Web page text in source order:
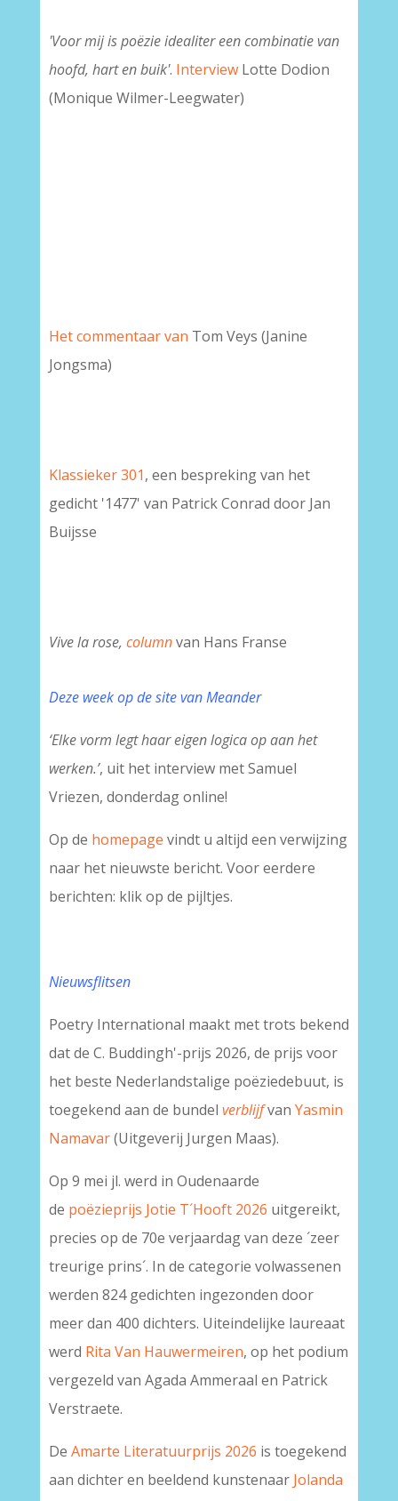
'Voor mij is poëzie idealiter een combinatie van
hoofd, hart en buik'. InterviewLotte Dodion
(Monique Wilmer-Leegwater)
Het commentaar van Tom Veys (Janine
Jongsma)
Klassieker 301, een bespreking van het
gedicht '1477' van Patrick Conrad door Jan
Buijsse
Vive la rose, columnvan Hans Franse
Deze week op de site van Meander
‘Elke vorm legt haar eigen logica op aan het
werken.’, uit het interview met Samuel
Vriezen, donderdag online!
Op de homepage vindt u altijd een verwijzing
naar het nieuwste bericht. Voor eerdere
berichten: klik op de pijltjes.
Nieuwsflitsen
Poetry International maakt met trots bekend
dat de C. Buddingh'-prijs 2026, de prijs voor
het beste Nederlandstalige poëziedebuut, is
toegekend aan de bundel verblijfvan Yasmin
Namavar(Uitgeverij Jurgen Maas).
Op 9 mei jl. werd in Oudenaarde
de poëzieprijs Jotie T´Hooft 2026 uitgereikt,
precies op de 70e verjaardag van deze ´zeer
treurige prins´. In de categorie volwassenen
werden 824 gedichten ingezonden door
meer dan 400 dichters. Uiteindelijke laureaat
werd Rita Van Hauwermeiren, op het podium
vergezeld van Agada Ammeraal en Patrick
Verstraete.
De Amarte Literatuurprijs 2026 is toegekend
aan dichter en beeldend kunstenaar Jolanda